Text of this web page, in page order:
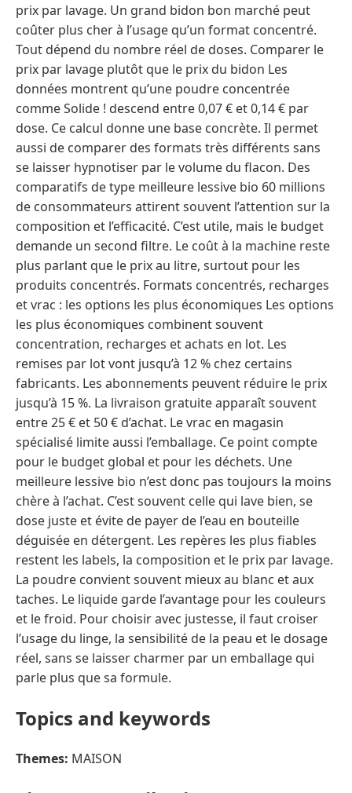
prix par lavage. Un grand bidon bon marché peut
coûter plus cher à l’usage qu’un format concentré.
Tout dépend du nombre réel de doses. Comparer le
prix par lavage plutôt que le prix du bidon Les
données montrent qu’une poudre concentrée
comme Solide ! descend entre 0,07 € et 0,14 € par
dose. Ce calcul donne une base concrète. Il permet
aussi de comparer des formats très différents sans
se laisser hypnotiser par le volume du flacon. Des
comparatifs de type meilleure lessive bio 60 millions
de consommateurs attirent souvent l’attention sur la
composition et l’efficacité. C’est utile, mais le budget
demande un second filtre. Le coût à la machine reste
plus parlant que le prix au litre, surtout pour les
produits concentrés. Formats concentrés, recharges
et vrac : les options les plus économiques Les options
les plus économiques combinent souvent
concentration, recharges et achats en lot. Les
remises par lot vont jusqu’à 12 % chez certains
fabricants. Les abonnements peuvent réduire le prix
jusqu’à 15 %. La livraison gratuite apparaît souvent
entre 25 € et 50 € d’achat. Le vrac en magasin
spécialisé limite aussi l’emballage. Ce point compte
pour le budget global et pour les déchets. Une
meilleure lessive bio n’est donc pas toujours la moins
chère à l’achat. C’est souvent celle qui lave bien, se
dose juste et évite de payer de l’eau en bouteille
déguisée en détergent. Les repères les plus fiables
restent les labels, la composition et le prix par lavage.
La poudre convient souvent mieux au blanc et aux
taches. Le liquide garde l’avantage pour les couleurs
et le froid. Pour choisir avec justesse, il faut croiser
l’usage du linge, la sensibilité de la peau et le dosage
réel, sans se laisser charmer par un emballage qui
parle plus que sa formule.
Topics and keywords
Themes: MAISON